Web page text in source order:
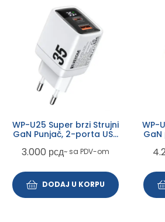
WP-U25 Super brzi Strujni
GaN Punjač, 2-porta USB
displejom, beli
3.000 рсд~ sa PDV-om
DODAJ U KORPU
WP-